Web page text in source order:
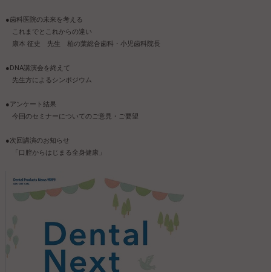
●歯科医院の未来を考える
これまでとこれからの違い
康本 征史 先生 柏の葉総合歯科・小児歯科院長
●DNA講演会を終えて
先生方によるシンポジウム
●アンケート結果
今回のセミナーについてのご意見・ご要望
●次回講演のお知らせ
「口腔からはじまる全身健康」